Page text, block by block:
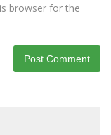
browser for the